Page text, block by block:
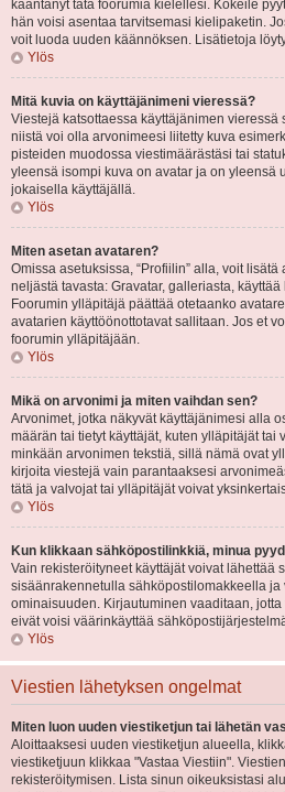
kääntänyt tätä foorumia kielellesi. Kokeile
hän voisi asentaa tarvitsemasi kielipaketin.
voit luoda uuden käännöksen. Lisätietoja
Ylös
Mitä kuvia on käyttäjänimeni vieressä?
Viestejä katsottaessa käyttäjänimen vieressä
niistä voi olla arvonimeesi liitetty kuva
pisteiden muodossa viestimäärästäsi tai
yleensä isompi kuva on avatar ja on yleensä
jokaisella käyttäjällä.
Ylös
Miten asetan avataren?
Omissa asetuksissa, “Profiilin” alla, voit
neljästä tavasta: Gravatar, galleriasta,
Foorumin ylläpitäjä päättää otetaanko
avatarien käyttöönottotavat sallitaan. Jos et
foorumin ylläpitäjään.
Ylös
Mikä on arvonimi ja miten vaihdan sen?
Arvonimet, jotka näkyvät käyttäjänimesi alla
määrän tai tietyt käyttäjät, kuten ylläpitäjät tai
minkään arvonimen tekstiä, sillä nämä ovat
kirjoita viestejä vain parantaaksesi
tätä ja valvojat tai ylläpitäjät voivat
Ylös
Kun klikkaan sähköpostilinkkiä, minua
Vain rekisteröityneet käyttäjät voivat lähettää
sisäänrakennetulla sähköpostilomakkeella
ominaisuuden. Kirjautuminen vaaditaan,
eivät voisi väärinkäyttää
Ylös
Viestien lähetyksen ongelmat
Miten luon uuden viestiketjun tai lähetän
Aloittaaksesi uuden viestiketjun alueella,
viestiketjuun klikkaa "Vastaa Viestiin".
rekisteröitymisen. Lista sinun oikeuksistasi